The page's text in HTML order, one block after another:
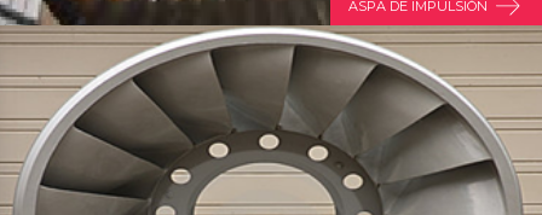
ASPA DE IMPULSIÓN